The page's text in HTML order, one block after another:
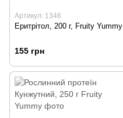
Артикул: 1346
Еритрітол, 200 г, Fruity Yummy
155 грн